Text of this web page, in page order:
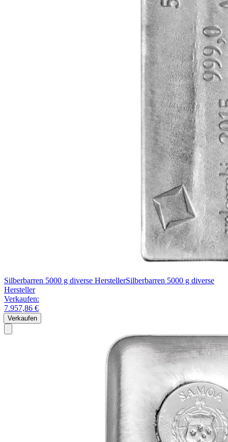
Silberbarren 5000 g diverse HerstellerSilberbarren 5000 g diverse
Hersteller
Verkaufen:
7.957,86 €
Verkaufen